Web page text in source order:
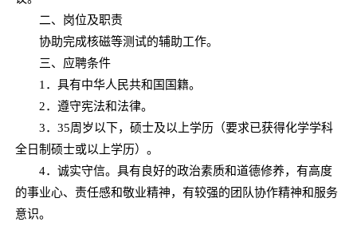
二、岗位及职责
协助完成核磁等测试的辅助工作。
三、应聘条件
1．具有中华人民共和国国籍。
2．遵守宪法和法律。
3．35周岁以下，硕士及以上学历（要求已获得化学学科
全日制硕士或以上学历）。
4．诚实守信。具有良好的政治素质和道德修养，有高度
的事业心、责任感和敬业精神，有较强的团队协作精神和服务
意识。